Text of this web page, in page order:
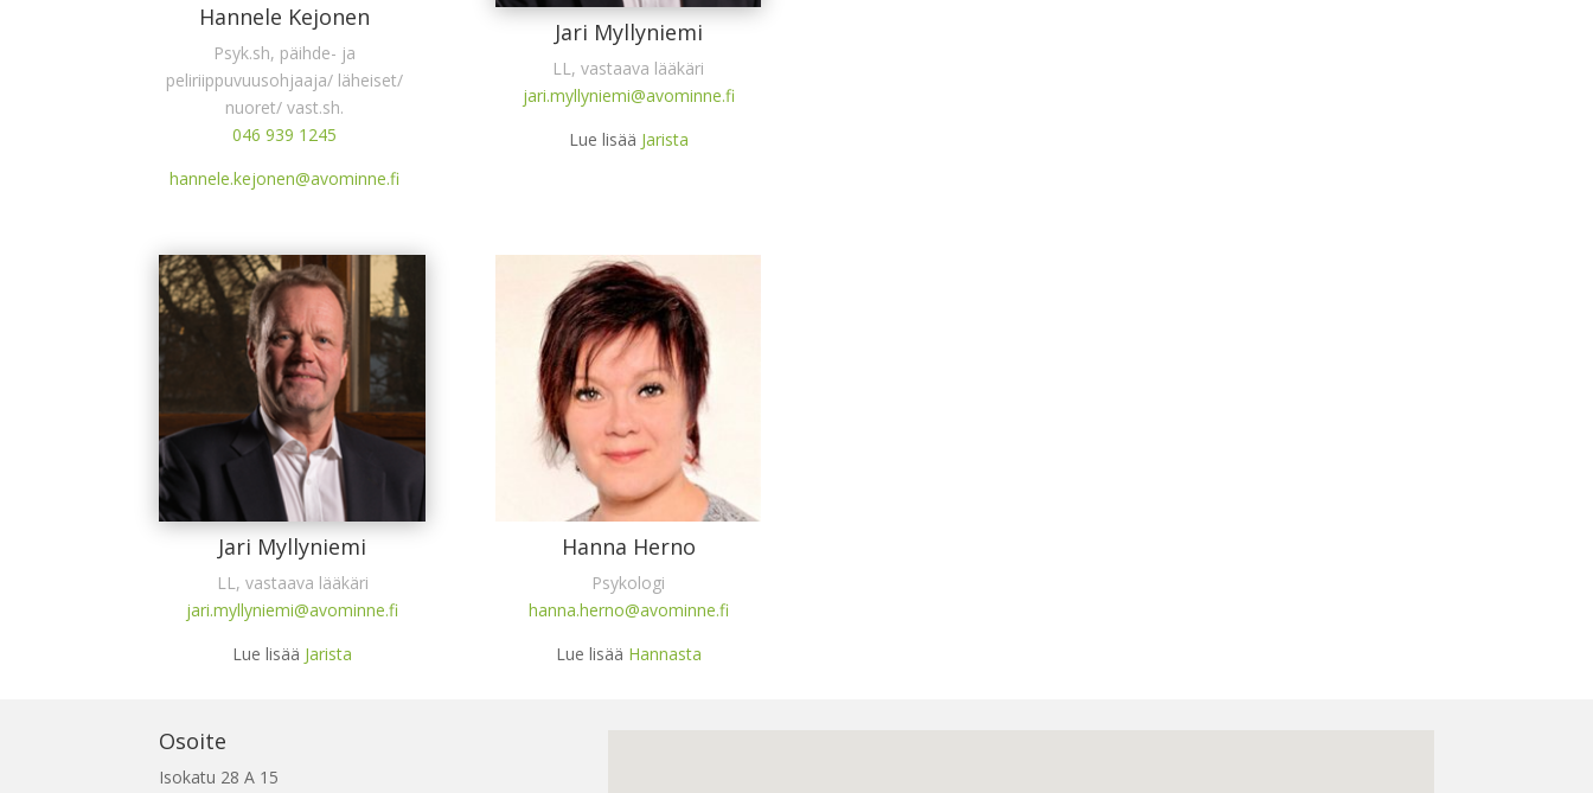
Hannele Kejonen
Psyk.sh, päihde- ja
peliriippuvuusohjaaja/ läheiset/
nuoret/ vast.sh.
046 939 1245
hannele.kejonen@avominne.fi
Jari Myllyniemi
LL, vastaava lääkäri
jari.myllyniemi@avominne.fi
Lue lisää Jarista
Jari Myllyniemi
LL, vastaava lääkäri
jari.myllyniemi@avominne.fi
Lue lisää Jarista
Hanna Herno
Psykologi
hanna.herno@avominne.fi
Lue lisää Hannasta
Osoite
Isokatu 28 A 15